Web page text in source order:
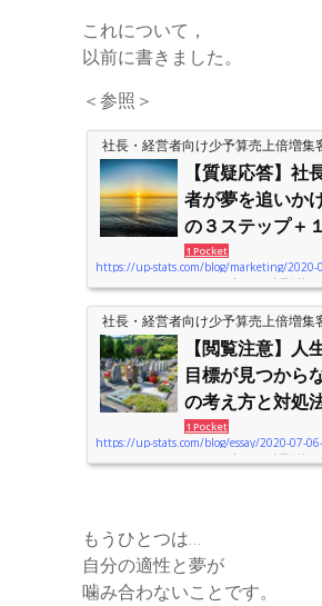
これについて，
以前に書きました。
＜参照＞
社長・経営者向け少予算売上倍増
【質疑応答】社
者が夢を追いか
の３ステップ＋１
1 Pocket
https://up-stats.com/blog/marketing/2020-
__________________________________アップスタッツ合同会社
ウンしている方で，サポートが必要な方は，個別にお問
い。通常にの料金体系とは別の価格帯でご提案いたしま
この表示をいたします。__________________________________
スタッツ合同会社の代表，経営軍師の飯山です。 今日は
からご質問をいただきました。
山...
社長・経営者向け少予算売上倍増
【閲覧注意】人
目標が見つから
の考え方と対処
1 Pocket
https://up-stats.com/blog/essay/2020-07-
__________________________________アップスタッツ合同会社
な方は，個別にお問い合わせください。通常にの料金体
でご提案いたします。※当面の間，この表示をいたします。
__________________ こんにちは。アップスタッツ合同会社
の飯山です。&...
もうひとつは…
自分の適性と夢が
噛み合わないことです。